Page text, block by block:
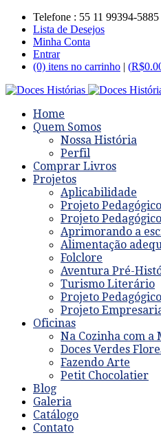
Telefone : 55 11 99394-5885
Lista de Desejos
Minha Conta
Entrar
(0) itens no carrinho | (R$
Home
Quem Somos
Nossa História
Perfil
Comprar Livros
Projetos
Aplicabilidade
Projeto
Projeto
Aprimorando a
Alimentação
Folclore
Aventura Pré-
Turismo Literário
Projeto
Projeto
Oficinas
Na Cozinha com a
Doces Verdes
Fazendo Arte
Petit Chocolatier
Blog
Galeria
Catálogo
Contato